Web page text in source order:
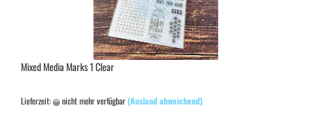
Mixed Media Marks 1 Clear
Lieferzeit: nicht mehr verfügbar(Ausland abweichend)